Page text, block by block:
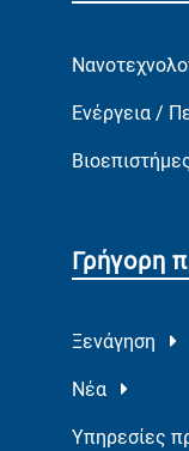
Ενέργεια /
Γρήγορη
Ξενάγηση
Νέα
Υπηρεσίες